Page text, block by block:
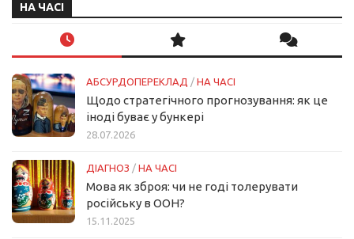
НА ЧАСІ
АБСУРДОПЕРЕКЛАД / НА ЧАСІ
Щодо стратегічного прогнозування: як це
іноді буває у бункері
28.07.2026
ДІАГНОЗ / НА ЧАСІ
Мова як зброя: чи не годі толерувати
російську в ООН?
15.11.2025